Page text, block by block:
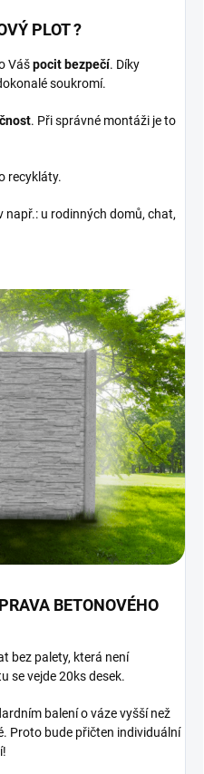
PLOT ?
Vášpocit bezpečí. Díky
soukromí.
. Při správné montáži je to
recykláty.
např.: u rodinných domů, chat,
BETONOVÉHO
bez palety, která není
se vejde 20ks desek.
balení o váze vyšší než
Proto bude přičten individuální